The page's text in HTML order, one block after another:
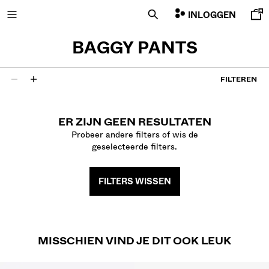
INLOGGEN
BAGGY PANTS
0 resultaten FILTEREN
ER ZIJN GEEN RESULTATEN
Probeer andere filters of wis de
geselecteerde filters.
FILTERS WISSEN
MISSCHIEN VIND JE DIT OOK LEUK
NIEUW
COMBO WINS %